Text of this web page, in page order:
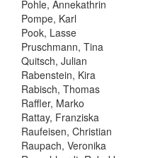
Pohle, Annekathrin
Pompe, Karl
Pook, Lasse
Pruschmann, Tina
Quitsch, Julian
Rabenstein, Kira
Rabisch, Thomas
Raffler, Marko
Rattay, Franziska
Raufeisen, Christian
Raupach, Veronika